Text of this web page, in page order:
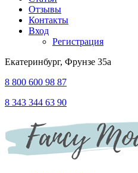
Отзывы
Контакты
Вход
Регистрация
Екатеринбург, Фрунзе 35а
8 800 600 98 87
8 343 344 63 90